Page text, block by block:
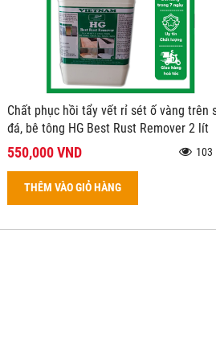
Chất phục hồi tẩy vết rỉ sét ố vàng trên
đá, bê tông HG Best Rust Remover 2 lít
550,000 VND
THÊM VÀO GIỎ HÀNG